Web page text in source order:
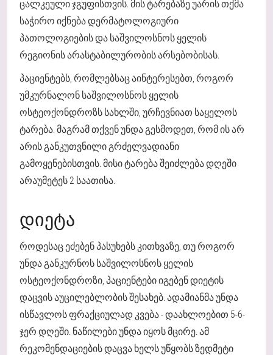
ცალკეული ჯგუფისთვის. მის ტარებაზე უარის თქმა
საჭირო იქნება დერმატოლოგიური
პათოლოგიების და საშვილოსნოს ყელის
რეგიონის არასტაბილურობის არსებობისას.
პაციენტებს, რომლებსაც აინტერესებთ, როგორ
უმკურნალონ საშვილოსნოს ყელის
ოსტეოქონდროზს სახლში, ურჩევნიათ საყელოს
ტარება. მაგრამ თქვენ უნდა გესმოდეთ, რომ ის არ
არის განკუთვნილი გრძელვადიანი
გამოყენებისთვის. მისი ტარება შეიძლება დღეში
არაუმეტეს 2 საათისა.
ᲓᲘᲔᲢᲐ
როდესაც ეძებენ პასუხებს კითხვაზე, თუ როგორ
უნდა განკურნოს საშვილოსნოს ყელის
ოსტეოქონდროზი, პაციენტები იგებენ დიეტის
დაცვის აუცილებლობის შესახებ. ადამიანმა უნდა
ისწავლოს ფრაქციულად კვება - დაახლოებით 5-6-
ჯერ დღეში. ნაწილები უნდა იყოს მცირე. ამ
რეკომენდაციების დაცვა ხელს უწყობს ზედმეტი